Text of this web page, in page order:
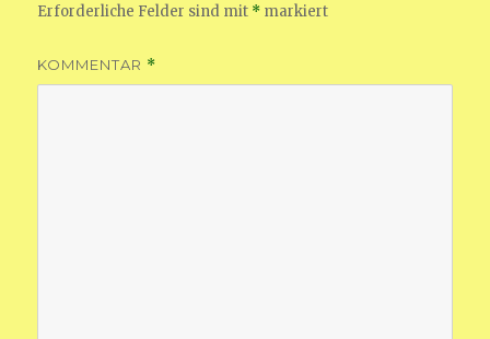
Erforderliche Felder sind mit * markiert
KOMMENTAR *